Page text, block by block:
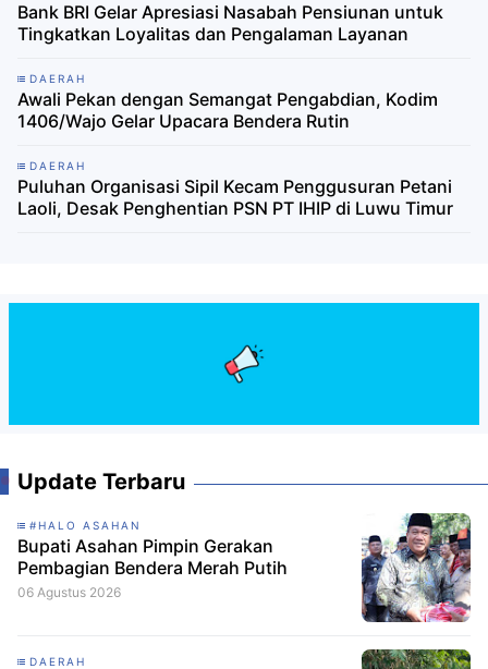
Bank BRI Gelar Apresiasi Nasabah Pensiunan untuk
Tingkatkan Loyalitas dan Pengalaman Layanan
DAERAH
Awali Pekan dengan Semangat Pengabdian, Kodim
1406/Wajo Gelar Upacara Bendera Rutin
DAERAH
Puluhan Organisasi Sipil Kecam Penggusuran Petani
Laoli, Desak Penghentian PSN PT IHIP di Luwu Timur
Update Terbaru
#HALO ASAHAN
Bupati Asahan Pimpin Gerakan
Pembagian Bendera Merah Putih
06 Agustus 2026
DAERAH